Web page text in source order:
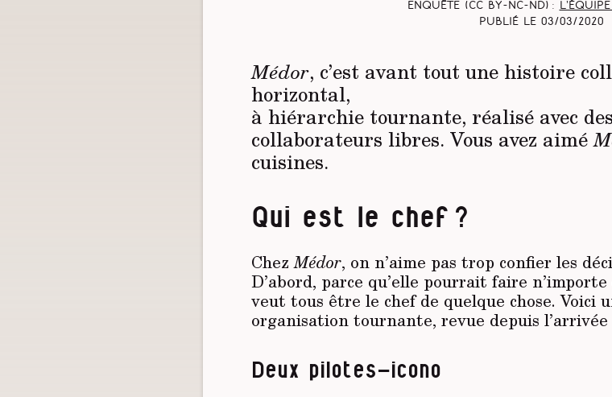
Enquête (CC BY-NC-ND) :
Publié le 03/03/2020
Médor, c’est avant tout une histoire
horizontal,
à hiérarchie tournante, réalisé avec
collaborateurs libres. Vous avez aimé
cuisines.
Qui est le chef ?
ChezMédor, on n’aime pas trop confier les
D’abord, parce qu’elle pourrait faire
veut tous être le chef de quelque chose. Voici
organisation tournante, revue depuis l’arrivée
Deux pilotes-icono